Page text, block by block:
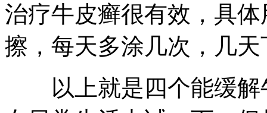
治疗牛皮癣很有效，具
擦，每天多涂几次，几
以上就是四个能缓解